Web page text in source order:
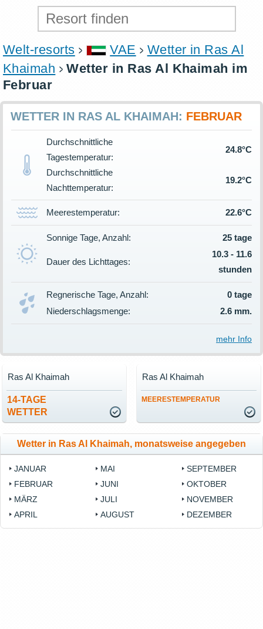
Welt-resorts VAE
Wetter in Ras Al
Khaimah
Wetter in Ras Al Khaimah im
Februar
WETTER IN RAS AL KHAIMAH: FEBRUAR
Durchschnittliche
Tagestemperatur:
24.8°C
Durchschnittliche
Nachttemperatur:
19.2°C
Meerestemperatur: 22.6°C
Sonnige Tage, Anzahl: 25 tage
Dauer des Lichttages:
10.3 - 11.6
stunden
Regnerische Tage, Anzahl:
0 tage
Niederschlagsmenge:
2.6 mm.
mehr Info
14-TAGE
WETTER
Ras Al Khaimah
MEERESTEMPERATUR
Ras Al Khaimah
Wetter in Ras Al Khaimah, monatsweise angegeben
JANUAR
FEBRUAR
MÄRZ
APRIL
MAI
JUNI
JULI
AUGUST
SEPTEMBER
OKTOBER
NOVEMBER
DEZEMBER